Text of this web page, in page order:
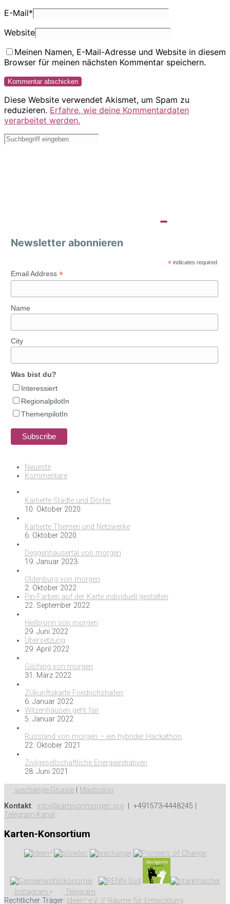
E-Mail*
Website
Meinen Namen, E-Mail-Adresse und Website in diesem
Browser für meinen nächsten Kommentar speichern.
Diese Website verwendet Akismet, um Spam zu
reduzieren. Erfahre, wie deine Kommentardaten
verarbeitet werden.
Newsletter abonnieren
* indicates required
Email Address *
Name
City
Was bist du?
Interessiert
RegionalpilotIn
ThemenpilotIn
Neueste
Kommentare
Kartierte Städte und Dörfer
10. Oktober 2020
Kartierte Themen und Netzwerke
6. Oktober 2020
Deggenhausertal von morgen
19. Januar 2023
Oldenburg von morgen
2. Oktober 2022
Pin-Farben auf der Karte individuell gestalten
22. September 2022
Heilbronn von morgen
29. Juni 2022
Übersetzung
29. April 2022
Gilching von morgen
31. März 2022
ZUkunftskarte Friedrichshafen
6. Januar 2022
Witzenhausen geht fair
5. Januar 2022
Russland von morgen – ein hybrider Hackathon
22. Oktober 2021
Zivilgesellschaftliche Energieinitiativen
28. Juni 2021
wechange-Gruppe
Mastodon
Kontakt: info@kartevonmorgen.org | +491573-4448245 |
Telegram-Kanal
Karten-Konsortium
Instagram -
Telegram
Rechtlicher Träger: Ideen³ e.V. // Räume für Entwicklung